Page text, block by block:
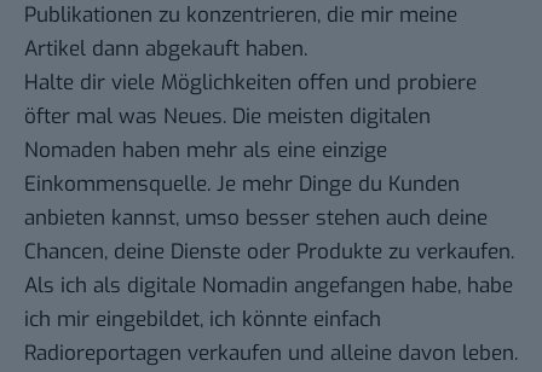
Publikationen zu konzentrieren, die mir meine
Artikel dann abgekauft haben.
Halte dir viele Möglichkeiten offen und probiere
öfter mal was Neues. Die meisten digitalen
Nomaden haben mehr als eine einzige
Einkommensquelle. Je mehr Dinge du Kunden
anbieten kannst, umso besser stehen auch deine
Chancen, deine Dienste oder Produkte zu verkaufen.
Als ich als digitale Nomadin angefangen habe, habe
ich mir eingebildet, ich könnte einfach
Radioreportagen verkaufen und alleine davon leben.